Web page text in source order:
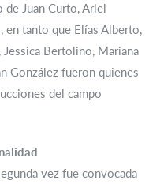
de Juan Curto, Ariel
en tanto que Elías Alberto,
Bertolino, Mariana
González fueron quienes
del campo
vez fue convocada